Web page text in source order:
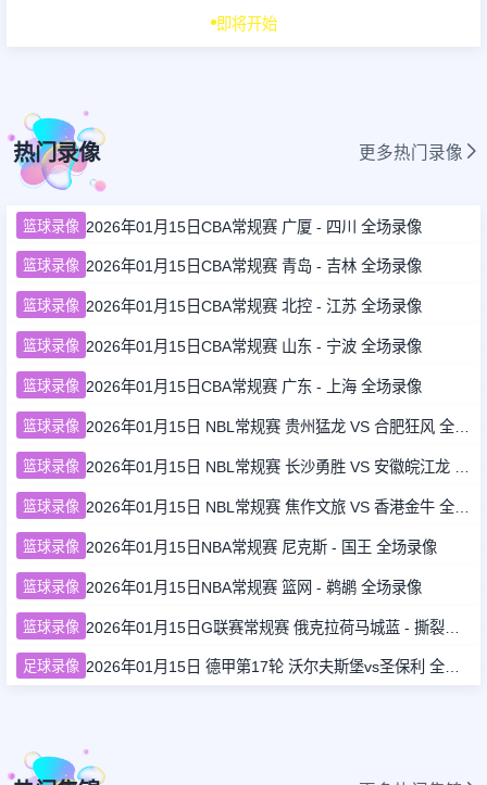
篮球集锦
足球新闻
篮球新闻
即将开始
热门录像 更多热门录像
篮球录像 2026年01月15日CBA常规赛 广厦 - 四川 全场录像
篮球录像 2026年01月15日CBA常规赛 青岛 - 吉林 全场录像
篮球录像 2026年01月15日CBA常规赛 北控 - 江苏 全场录像
篮球录像 2026年01月15日CBA常规赛 山东 - 宁波 全场录像
篮球录像 2026年01月15日CBA常规赛 广东 - 上海 全场录像
篮球录像 2026年01月15日 NBL常规赛 贵州猛龙 VS 合肥狂风 全场录像
篮球录像
篮球录像 2026年01月15日 NBL常规赛 焦作文旅 VS 香港金牛 全场录像
篮球录像 2026年01月15日NBA常规赛 尼克斯 - 国王 全场录像
篮球录像 2026年01月15日NBA常规赛 篮网 - 鹈鹕 全场录像
篮球录像 2026年01月15日G联赛常规赛 俄克拉荷马城蓝 - 撕裂之城混音 全场录像
足球录像 2026年01月15日 德甲第17轮 沃尔夫斯堡vs圣保利 全场录像